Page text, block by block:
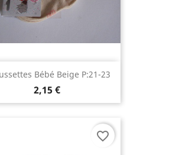
Bébé Beige P:21-23
2,15 €
favorite_border